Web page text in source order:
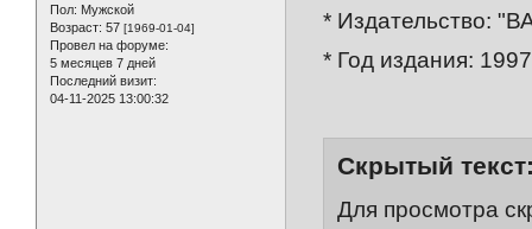
Пол: Мужской
Возраст: 57 [1969-01-04]
Провел на форуме:
5 месяцев 7 дней
Последний визит:
04-11-2025 13:00:32
* Издательство:
* Год издания:
Скрытый
Для просмотра